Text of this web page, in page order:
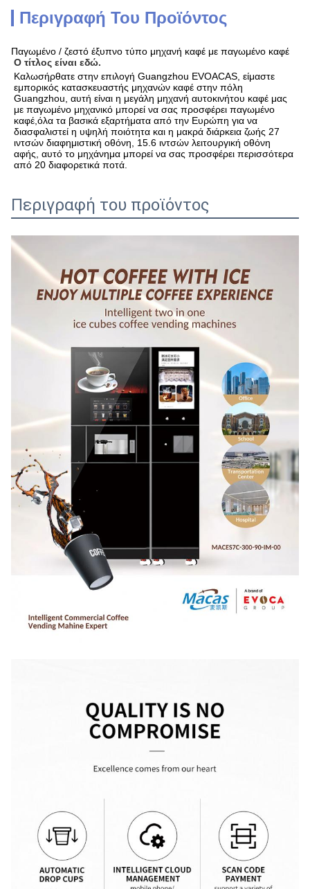
Περιγραφή Του Προϊόντος
Παγωμένο / ζεστό έξυπνο τύπο μηχανή καφέ με παγωμένο καφέ
Ο τίτλος είναι εδώ.
Καλωσήρθατε στην επιλογή Guangzhou EVOACAS, είμαστε
εμπορικός κατασκευαστής μηχανών καφέ στην πόλη
Guangzhou, αυτή είναι η μεγάλη μηχανή αυτοκινήτου καφέ μας
με παγωμένο μηχανικό μπορεί να σας προσφέρει παγωμένο
καφέ,όλα τα βασικά εξαρτήματα από την Ευρώπη για να
διασφαλιστεί η υψηλή ποιότητα και η μακρά διάρκεια ζωής 27
ιντσών διαφημιστική οθόνη, 15.6 ιντσών λειτουργική οθόνη
αφής, αυτό το μηχάνημα μπορεί να σας προσφέρει περισσότερα
από 20 διαφορετικά ποτά.
Περιγραφή του προϊόντος